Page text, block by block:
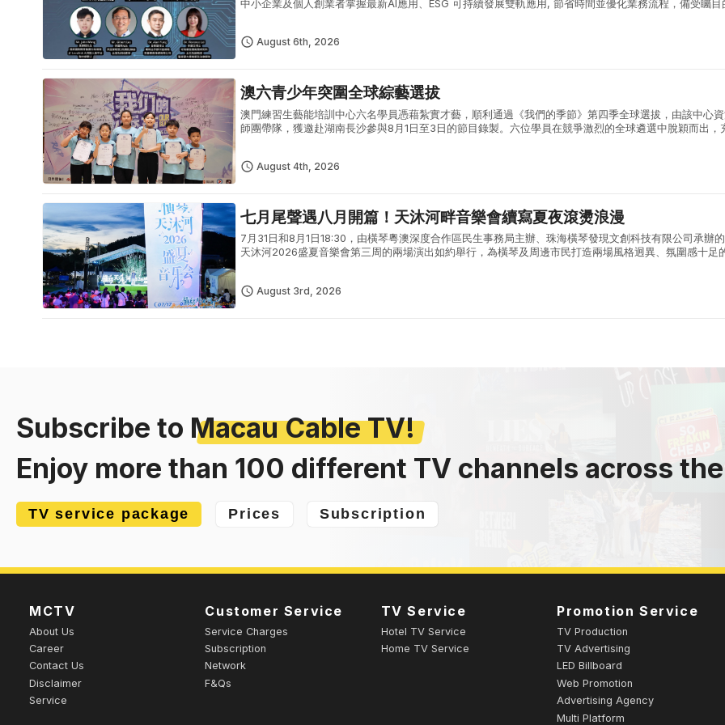
中小企業及個人創業者掌握最新AI應用、ESG 可持續發展雙軌應用, 節省時間並優化業務流程，備受矚目
August 6th, 2026
澳六青少年突圍全球綜藝選拔
澳門練習生藝能培訓中心六名學員憑藉紮實才藝，順利通過《我們的季節》第四季全球選拔，由該中心
師團帶隊，獲邀赴湖南長沙參與8月1日至3日的節目錄製。六位學員在競爭激烈的全球遴選中脫穎而出，
August 4th, 2026
七月尾聲遇八月開篇！天沐河畔音樂會續寫夏夜滾燙浪漫
7月31日和8月1日18:30，由橫琴粵澳深度合作區民生事務局主辦、珠海橫琴發現文創科技有限公司承辦
天沐河2026盛夏音樂會第三周的兩場演出如約舉行，為橫琴及周邊市民打造兩場風格迥異、氛圍感十足
August 3rd, 2026
Subscribe to Macau Cable TV!
Enjoy more than 100 different TV channels across
TV service package Prices Subscription
MCTV
About Us
Career
Contact Us
Disclaimer
Service
Customer Service
Service Charges
Subscription
Network
F&Qs
TV Service
Hotel TV Service
Home TV Service
Promotion Service
TV Production
TV Advertising
LED Billboard
Web Promotion
Advertising Agency
Multi Platform